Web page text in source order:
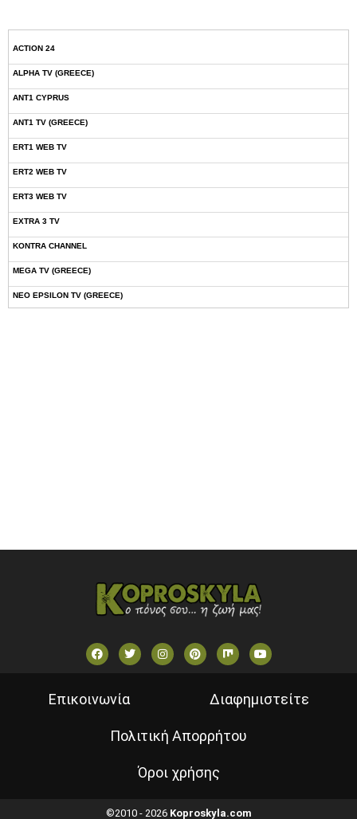
ACTION 24
ALPHA TV (GREECE)
ANT1 CYPRUS
ANT1 TV (GREECE)
ERT1 WEB TV
ERT2 WEB TV
ERT3 WEB TV
EXTRA 3 TV
KONTRA CHANNEL
MEGA TV (GREECE)
NEO EPSILON TV (GREECE)
Επικοινωνία Διαφημιστείτε
Πολιτική Απορρήτου
Όροι χρήσης
©2010 - 2026 Koproskyla.com